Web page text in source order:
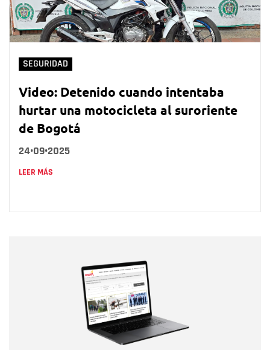
SEGURIDAD
Video: Detenido cuando intentaba
hurtar una motocicleta al suroriente
de Bogotá
24•09•2025
LEER MÁS
Correo electrónico
Tipo de comentario